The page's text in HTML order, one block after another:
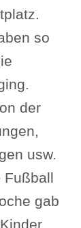
so
der
usw.
Fußball
gab